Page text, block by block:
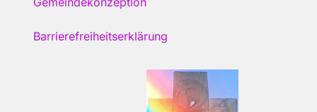
Barrierefreiheitserklärung